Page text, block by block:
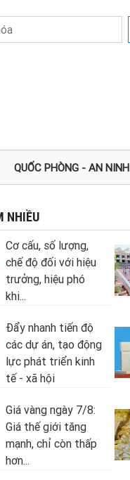
QUỐC PHÒNG - AN NINH
NHIỀU
Cơ cấu, số lượng,
chế độ đối với hiệu
trưởng, hiệu phó
khi...
Đẩy nhanh tiến độ
các dự án, tạo động
lực phát triển kinh
tế - xã hội
Giá vàng ngày 7/8:
Giá thế giới tăng
mạnh, chỉ còn thấp
hơn...